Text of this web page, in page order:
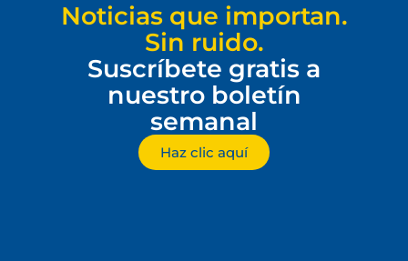
Noticias que importan.
Sin ruido.
Suscríbete gratis a
nuestro boletín
semanal
Haz clic aquí